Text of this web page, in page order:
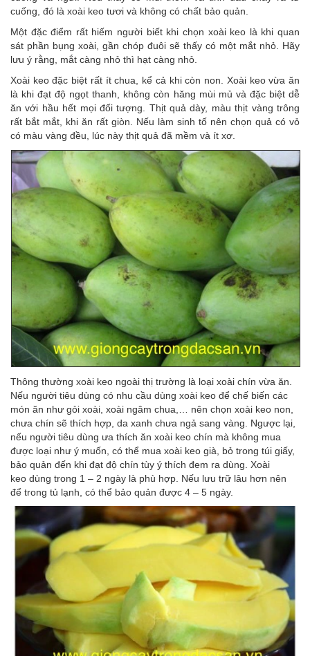
cuống, đó là xoài keo tươi và không có chất bảo quản.
Một đặc điểm rất hiếm người biết khi chọn xoài keo là khi quan
sát phần bụng xoài, gần chóp đuôi sẽ thấy có một mắt nhỏ. Hãy
lưu ý rằng, mắt càng nhỏ thì hạt càng nhỏ.
Xoài keo đặc biệt rất ít chua, kể cả khi còn non. Xoài keo vừa ăn
là khi đạt độ ngọt thanh, không còn hăng mùi mủ và đặc biệt dễ
ăn với hầu hết mọi đối tượng. Thịt quả dày, màu thịt vàng trông
rất bắt mắt, khi ăn rất giòn. Nếu làm sinh tố nên chọn quả có vỏ
có màu vàng đều, lúc này thịt quả đã mềm và ít xơ.
Thông thường xoài keo ngoài thị trường là loại xoài chín vừa ăn.
Nếu người tiêu dùng có nhu cầu dùng xoài keo để chế biến các
món ăn như gỏi xoài, xoài ngâm chua,… nên chọn xoài keo non,
chưa chín sẽ thích hợp, da xanh chưa ngả sang vàng. Ngược lại,
nếu người tiêu dùng ưa thích ăn xoài keo chín mà không mua
được loại như ý muốn, có thể mua xoài keo già, bỏ trong túi giấy,
bảo quản đến khi đạt độ chín tùy ý thích đem ra dùng. Xoài
keo dùng trong 1 – 2 ngày là phù hợp. Nếu lưu trữ lâu hơn nên
để trong tủ lạnh, có thể bảo quản được 4 – 5 ngày.